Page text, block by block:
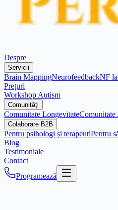
Despre
Servicii
Brain MappingNeurofeedbackNF
Prețuri
Workshop Autism
Comunități
Comunitate LongevitateComunitate
Colaborare B2B
Pentru psihologi și terapeuțiPentru
Blog
Testimoniale
Contact
Programează